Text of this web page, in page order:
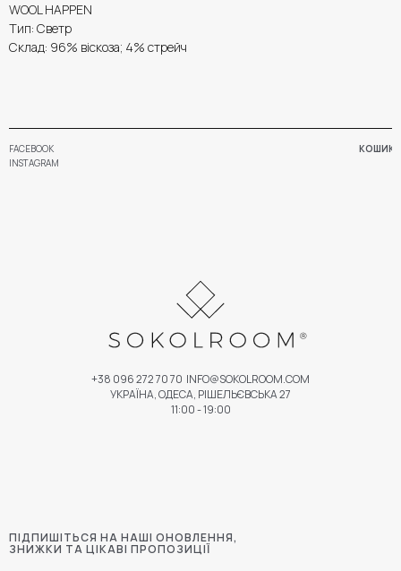
WOOL HAPPEN
Тип: Светр
Склад: 96% віскоза; 4% стрейч
FACEBOOK КОШИК
ПІДПИШІТЬСЯ НА НАШІ ОНОВЛЕННЯ,
ЗНИЖКИ ТА ЦІКАВІ ПРОПОЗИЦІЇ
+38 096 272 70 70 INFO@SOKOLROOM.COM
УКРАЇНА, ОДЕСА, РІШЕЛЬЄВСЬКА 27
11:00 - 19:00
INSTAGRAM